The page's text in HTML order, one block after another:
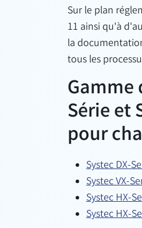
Sur le plan
11 ainsi qu'à
la
tous les
Gamme
Série et
pour
Systec DX-
Systec VX-
Systec HX-
Systec HX-